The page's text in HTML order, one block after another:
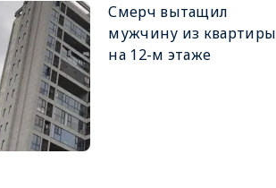
Смерч вытащил
мужчину из квартиры
на 12-м этаже